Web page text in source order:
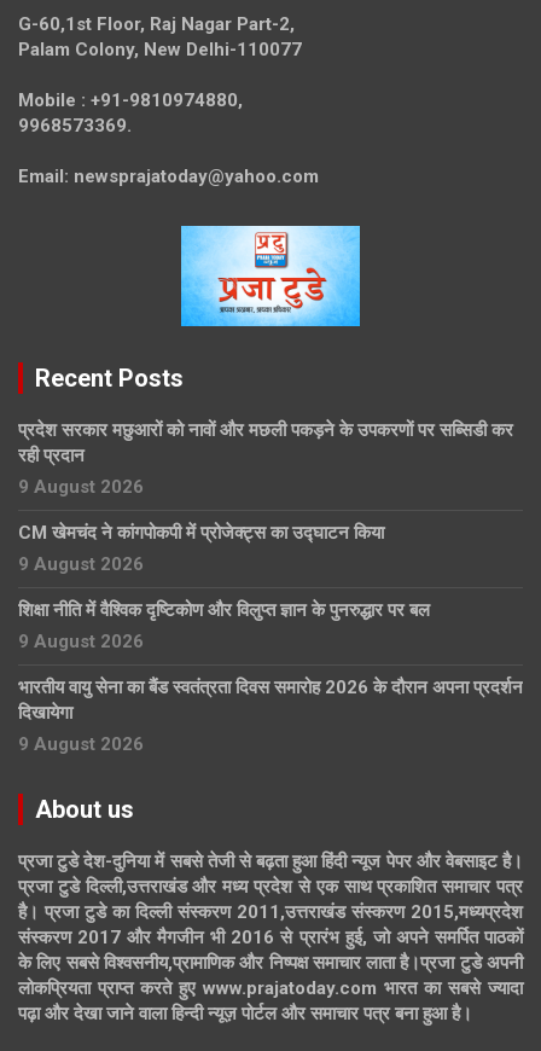
G-60,1st Floor, Raj Nagar Part-2,
Palam Colony, New Delhi-110077
Mobile : +91-9810974880,
9968573369.
Email: newsprajatoday@yahoo.com
Recent Posts
प्रदेश सरकार मछुआरों को नावों और मछली पकड़ने के उपकरणों पर सब्सिडी कर
रही प्रदान
9 August 2026
CM खेमचंद ने कांगपोकपी में प्रोजेक्ट्स का उद्घाटन किया
9 August 2026
शिक्षा नीति में वैश्विक दृष्टिकोण और विलुप्त ज्ञान के पुनरुद्धार पर बल
9 August 2026
भारतीय वायु सेना का बैंड स्वतंत्रता दिवस समारोह 2026 के दौरान अपना प्रदर्शन
दिखायेगा
9 August 2026
About us
प्रजा टुडे देश-दुनिया में सबसे तेजी से बढ़ता हुआ हिंदी न्यूज पेपर और वेबसाइट है।
प्रजा टुडे दिल्ली,उत्तराखंड और मध्य प्रदेश से एक साथ प्रकाशित समाचार पत्र
है। प्रजा टुडे का दिल्ली संस्करण 2011,उत्तराखंड संस्करण 2015,मध्यप्रदेश
संस्करण 2017 और मैगजीन भी 2016 से प्रारंभ हुई, जो अपने समर्पित पाठकों
के लिए सबसे विश्वसनीय,प्रामाणिक और निष्पक्ष समाचार लाता है।प्रजा टुडे अपनी
लोकप्रियता प्राप्त करते हुए www.prajatoday.com भारत का सबसे ज्यादा
पढ़ा और देखा जाने वाला हिन्दी न्यूज़ पोर्टल और समाचार पत्र बना हुआ है।